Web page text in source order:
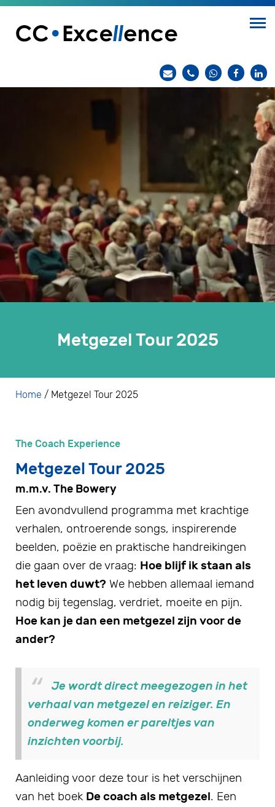
Metgezel Tour 2025
Home / Metgezel Tour 2025
The Coach Experience
Metgezel Tour 2025
m.m.v. The Bowery
Een avondvullend programma met krachtige
verhalen, ontroerende songs, inspirerende
beelden, poëzie en praktische handreikingen
die gaan over de vraag: Hoe blijf ik staan als
het leven duwt? We hebben allemaal iemand
nodig bij tegenslag, verdriet, moeite en pijn.
Hoe kan je dan een metgezel zijn voor de
ander?
Je wordt direct meegezogen in het
verhaal van metgezel en reiziger. En
onderweg komen er pareltjes van
inzichten voorbij.
Aanleiding voor deze tour is het verschijnen
van het boek De coach als metgezel. Een